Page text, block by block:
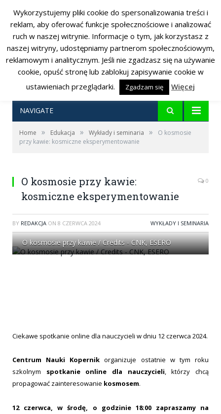
RSSFacebook
Twitter
NAVIGATE
Home » Edukacja » Wykłady i seminaria »
O kosmosie
przy kawie: kosmiczne eksperymentowanie
O kosmosie przy kawie:
kosmiczne eksperymentowanie
0
BY REDAKCJA ON 8 CZERWCA 2024 WYKŁADY I SEMINARIA
O kosmosie przy kawie / Credits - CNK, ESERO
Ciekawe spotkanie online dla nauczycieli w dniu 12 czerwca 2024.
Centrum Nauki Kopernik organizuje ostatnie w tym roku
szkolnym spotkanie online dla nauczycieli, którzy chcą
propagować zainteresowanie kosmosem.
12 czerwca, w środę, o godzinie 18:00 zapraszamy na
Wykorzystujemy pliki cookie do spersonalizowania treści i
reklam, aby oferować funkcje społecznościowe i analizować
ruch w naszej witrynie. Informacje o tym, jak korzystasz z
naszej witryny, udostępniamy partnerom społecznościowym,
reklamowym i analitycznym. Jeśli nie zgadzasz się na używanie
cookie, opuść stronę lub zablokuj zapisywanie cookie w
ustawieniach przeglądarki.
Zgadzam się Więcej